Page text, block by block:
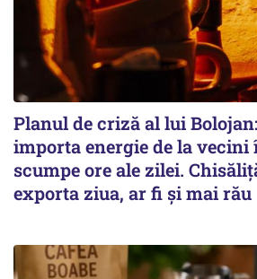
Planul de criză al lui
importa energie de la vecini
scumpe ore ale zilei.
exporta ziua, ar fi și mai rău